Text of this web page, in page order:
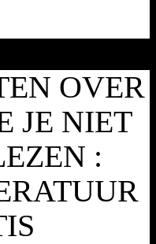
OVER
JE NIET
: